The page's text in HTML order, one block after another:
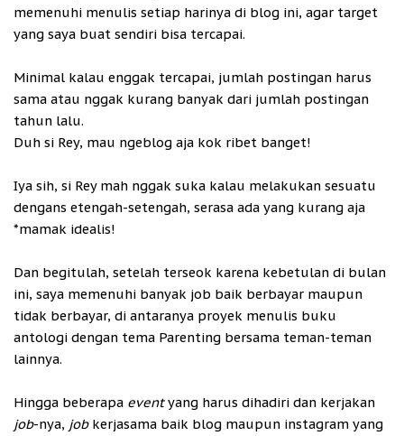
memenuhi menulis setiap harinya di blog ini, agar target
yang saya buat sendiri bisa tercapai.
Minimal kalau enggak tercapai, jumlah postingan harus
sama atau nggak kurang banyak dari jumlah postingan
tahun lalu.
Duh si Rey, mau ngeblog aja kok ribet banget!
Iya sih, si Rey mah nggak suka kalau melakukan sesuatu
dengans etengah-setengah, serasa ada yang kurang aja
*mamak idealis!
Dan begitulah, setelah terseok karena kebetulan di bulan
ini, saya memenuhi banyak job baik berbayar maupun
tidak berbayar, di antaranya proyek menulis buku
antologi dengan tema Parenting bersama teman-teman
lainnya.
Hingga beberapa eventyang harus dihadiri dan kerjakan
job-nya, job kerjasama baik blog maupun instagram yang